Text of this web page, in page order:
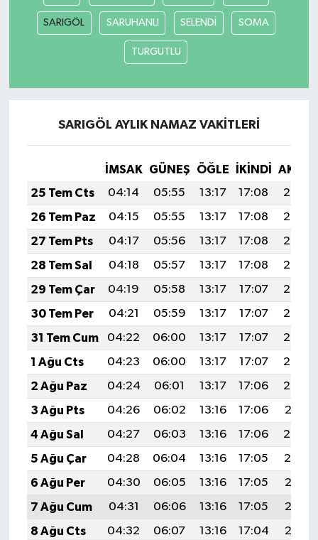
SARIGÖL SARUHANLI SELENDİ SOMA
TURGUTLU
SARIGÖL AYLIK NAMAZ VAKITLERI
İMSAK GÜNEŞ ÖĞLE İKINDI
25 Tem Cts
04:14 05:55 13:17 17:08
20:29
26 Tem Paz
04:15 05:55 13:17 17:08
20:28
27 Tem Pts
04:17 05:56 13:17 17:08
20:27
28 Tem Sal
04:18 05:57 13:17 17:08
20:27
29 Tem Çar
04:19 05:58 13:17 17:07
20:26
30 Tem Per
04:21 05:59 13:17 17:07
20:25
31 Tem Cum
04:22 06:00 13:17 17:07
20:24
1 Ağu Cts
04:23 06:00 13:17 17:07
20:23
2 Ağu Paz
04:24 06:01 13:17 17:06
20:22
3 Ağu Pts
04:26 06:02 13:16 17:06
20:21
4 Ağu Sal
04:27 06:03 13:16 17:06
20:20
5 Ağu Çar
04:28 06:04 13:16 17:05
20:19
6 Ağu Per
04:30 06:05 13:16 17:05
20:18
7 Ağu Cum
04:31 06:06 13:16 17:05
20:17
8 Ağu Cts
04:32 06:07 13:16 17:04
20:15